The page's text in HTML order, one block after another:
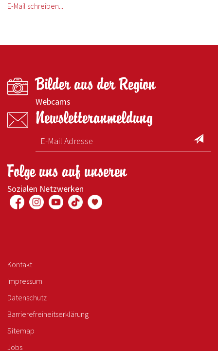
E-Mail schreiben...
Bilder aus der Region
Webcams
Newsletteranmeldung
Folge uns auf unseren
Sozialen Netzwerken
Kontakt
Impressum
Datenschutz
Barrierefreiheitserklärung
Sitemap
Jobs